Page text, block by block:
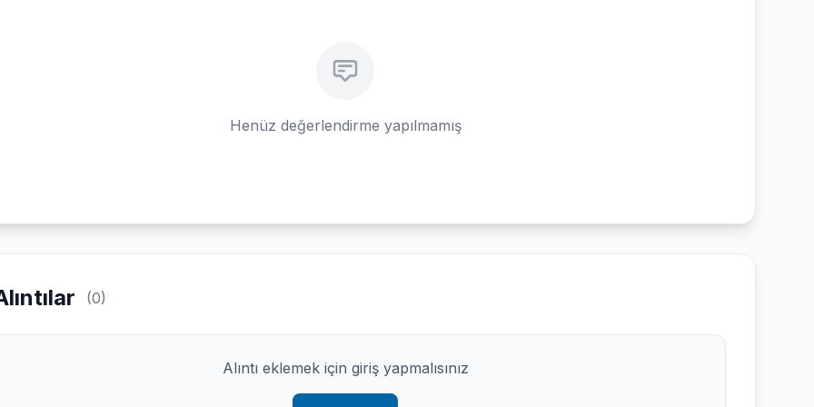
Henüz değerlendirme yapılmamış
(0)
Alıntı eklemek için giriş yapmalısınız